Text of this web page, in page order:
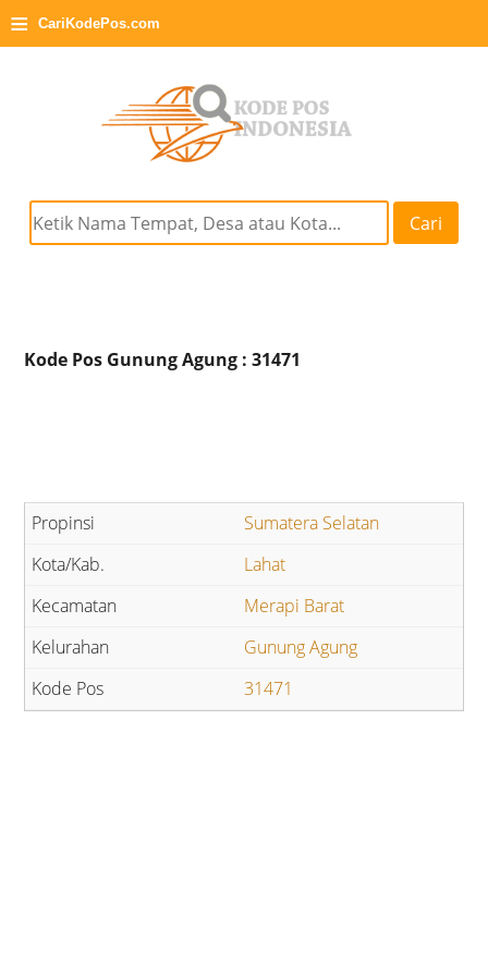
≡ CariKodePos.com
Cari
Kode Pos Gunung Agung : 31471
Sumatera Selatan
Lahat
Merapi Barat
Gunung Agung
31471